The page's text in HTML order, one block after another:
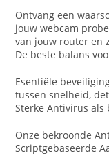
Ontvang een
jouw webcam
van jouw router en
De beste balans
Esentiële
tussen snelheid,
Sterke Antivirus als
Onze bekroonde
Scriptgebaseerde